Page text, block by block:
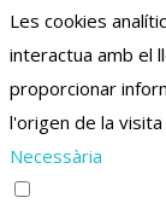
Les cookies
interactua amb el
proporcionar
l'origen de la
Necessària